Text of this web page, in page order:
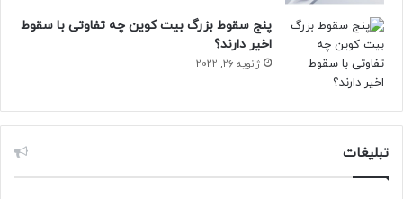
پنج سقوط بزرگ بیت کوین چه تفاوتی با سقوط
اخیر دارند؟
ژانویه 26, 2022
تبلیغات